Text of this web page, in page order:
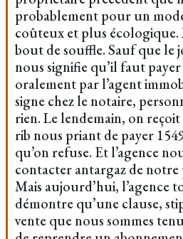
probablement pour un
coûteux et plus écologique.
bout de souffle. Sauf que le
nous signifie qu’il faut
oralement par l’agent
signe chez le notaire,
rien. Le lendemain, on reçoit
rib nous priant de payer
qu’on refuse. Et l’agence
contacter antargaz de
Mais aujourd’hui, l’agence
démontre qu’une clause,
vente que nous sommes